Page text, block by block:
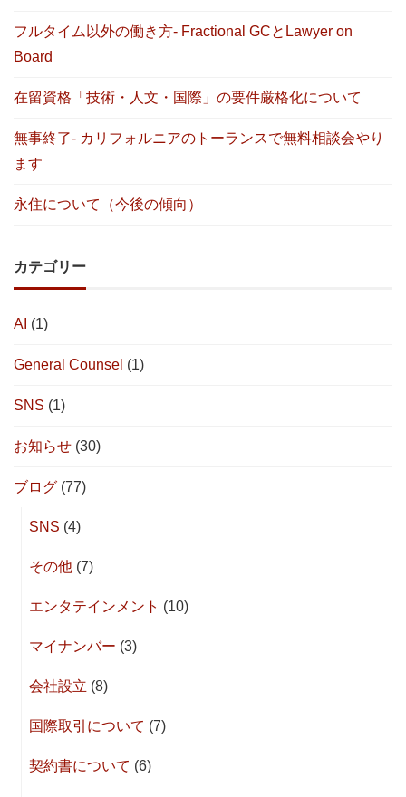
フルタイム以外の働き方- Fractional GCとLawyer on
Board
在留資格「技術・人文・国際」の要件厳格化について
無事終了- カリフォルニアのトーランスで無料相談会やり
ます
永住について（今後の傾向）
カテゴリー
AI (1)
General Counsel (1)
SNS (1)
お知らせ (30)
ブログ (77)
SNS (4)
その他 (7)
エンタテインメント (10)
マイナンバー (3)
会社設立 (8)
国際取引について (7)
契約書について (6)